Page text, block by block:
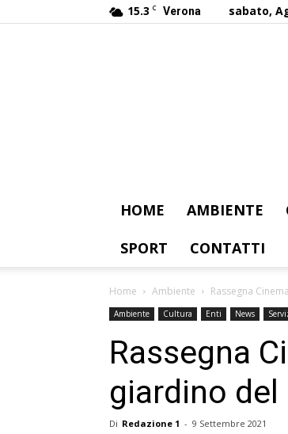
15.3 C Verona sabato,
HOME AMBIENTE
SPORT
CONTATTI
Home Ambiente Rassegna
Ambiente Cultura Enti News
Rassegna
giardino
Di Redazione 1 - 9 Settembre 2021